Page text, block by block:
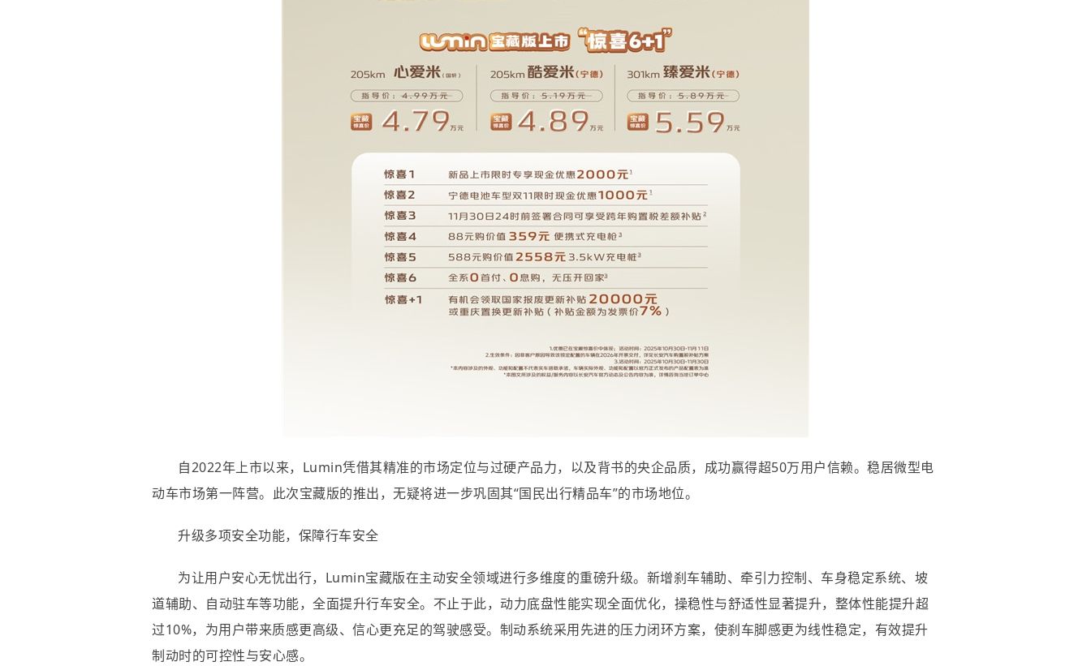
自2022年上市以来，Lumin凭借其精准的市场定位与过硬产品力，以及背书的央企品质，成功赢得超50万用户信赖。稳居微型电
动车市场第一阵营。此次宝藏版的推出，无疑将进一步巩固其“国民出行精品车”的市场地位。
升级多项安全功能，保障行车安全
为让用户安心无忧出行，Lumin宝藏版在主动安全领域进行多维度的重磅升级。新增刹车辅助、牵引力控制、车身稳定系统、坡
道辅助、自动驻车等功能，全面提升行车安全。不止于此，动力底盘性能实现全面优化，操稳性与舒适性显著提升，整体性能提升超
过10%，为用户带来质感更高级、信心更充足的驾驶感受。制动系统采用先进的压力闭环方案，使刹车脚感更为线性稳定，有效提升
制动时的可控性与安心感。